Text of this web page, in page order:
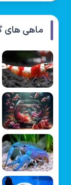
ماهی های